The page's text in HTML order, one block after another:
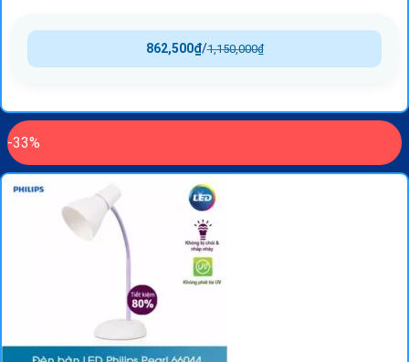
1,150,000₫
/
862,500₫
-33%